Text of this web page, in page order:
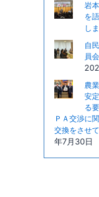
岩
を
し
自
員
農
安
る
ＰＡ交渉に
交換をさせ
年7月30日